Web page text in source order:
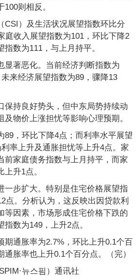
则相反。
CSI）及生活状况展望指数环比分
庭收入展望指数为101，环比下降2
数为111，与上月持平。
显著恶化。当前经济判断指数为
来经济展望指数为89，骤降13
保持良好势头，但中东局势持续动
物价上涨担忧等影响心理预期。
89，环比下降4点；而利率水平展望
率上升及通胀担忧等上升4点。家
前家庭债务指数与上月持平，而家
升1点。
一步扩大。特别是住宅价格展望指
点。分析认为，这反映出因贷款利
等因素，市场形成住宅价格下跌的
数为149，上升2点。
期通胀率为2.7%，环比上升0.1个百
胀率也上升0.1个百分点。（完）
뉴스핌）通讯社